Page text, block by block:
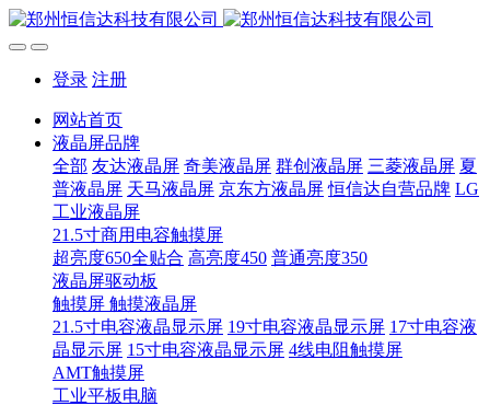
登录 注册
网站首页
液晶屏品牌
全部 友达液晶屏 奇美液晶屏 群创液晶屏 三菱液晶屏 夏
普液晶屏 天马液晶屏 京东方液晶屏 恒信达自营品牌 LG
工业液晶屏
21.5寸商用电容触摸屏
超亮度650全贴合 高亮度450 普通亮度350
液晶屏驱动板
触摸屏 触摸液晶屏
21.5寸电容液晶显示屏 19寸电容液晶显示屏 17寸电容液
晶显示屏 15寸电容液晶显示屏 4线电阻触摸屏
AMT触摸屏
工业平板电脑